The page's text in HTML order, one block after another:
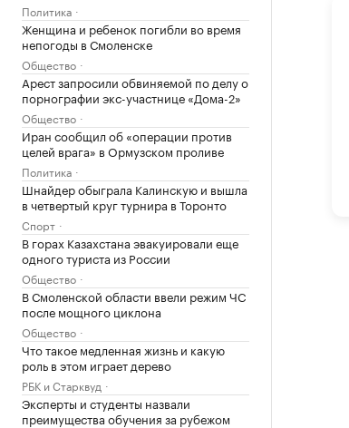
Политика
Женщина и ребенок погибли во время
непогоды в Смоленске
Общество
Арест запросили обвиняемой по делу о
порнографии экс-участнице «Дома-2»
Общество
Иран сообщил об «операции против
целей врага» в Ормузском проливе
Политика
Шнайдер обыграла Калинскую и вышла
в четвертый круг турнира в Торонто
Спорт
В горах Казахстана эвакуировали еще
одного туриста из России
Общество
В Смоленской области ввели режим ЧС
после мощного циклона
Общество
Что такое медленная жизнь и какую
роль в этом играет дерево
РБК и Старквуд
Эксперты и студенты назвали
преимущества обучения за рубежом